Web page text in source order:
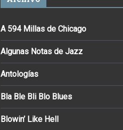
A 594 Millas de Chicago
Algunas Notas de Jazz
Antologías
Bla Ble Bli Blo Blues
Blowin’ Like Hell